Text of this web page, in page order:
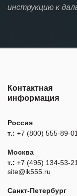
инструкцию к
Контактная
информация
Россия
т.: +7 (800) 555-89-01
Москва
т.: +7 (495) 134-53-21
site@ik555.ru
Санкт-Петербург